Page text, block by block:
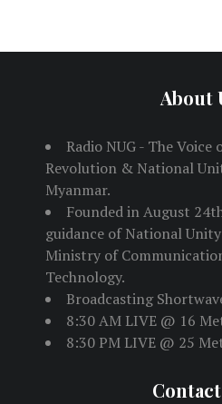
About
Radio NUG - The
Revolution & National
Myanmar.
Founded in August
guidance of National
Ministry of
Technology.
Broadcasting
8:30 AM LIVE @ 16
8:30 PM LIVE @ 25
Contact